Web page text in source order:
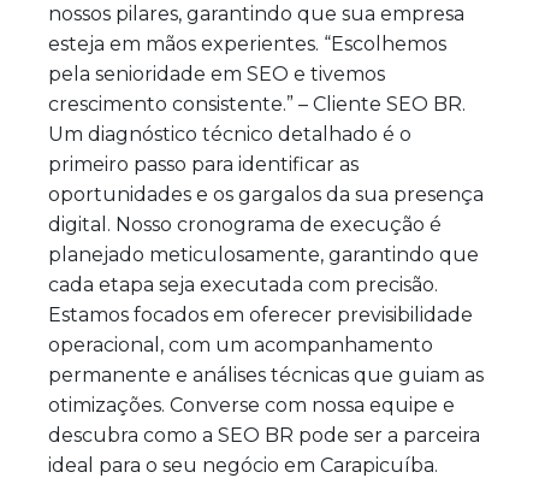
nossos pilares, garantindo que sua empresa
esteja em mãos experientes. “Escolhemos
pela senioridade em SEO e tivemos
crescimento consistente.” – Cliente SEO BR.
Um diagnóstico técnico detalhado é o
primeiro passo para identificar as
oportunidades e os gargalos da sua presença
digital. Nosso cronograma de execução é
planejado meticulosamente, garantindo que
cada etapa seja executada com precisão.
Estamos focados em oferecer previsibilidade
operacional, com um acompanhamento
permanente e análises técnicas que guiam as
otimizações. Converse com nossa equipe e
descubra como a SEO BR pode ser a parceira
ideal para o seu negócio em Carapicuíba.